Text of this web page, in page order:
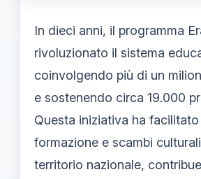
In dieci anni, il programma
rivoluzionato il sistema
coinvolgendo più di un
e sostenendo circa 19.000
Questa iniziativa ha
formazione e scambi
territorio nazionale,